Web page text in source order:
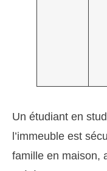
Un étudiant en
l’immeuble est
famille en maison,